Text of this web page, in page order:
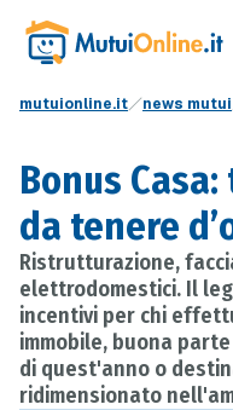
mutuionline.it news mutui
Bonus
da tenere
Ristrutturazione,
elettrodomestici. Il
incentivi per chi
immobile, buona
di quest'anno o
ridimensionato